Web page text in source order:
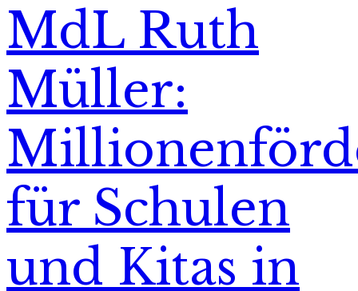
MdL Ruth
Müller:
für Schulen
und Kitas in